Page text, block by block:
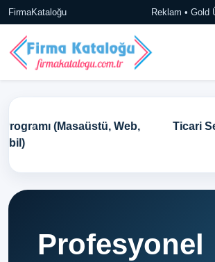
FirmaKataloğu Reklam • Gold
Ticari Set (Yeni Nesil Bulut Tabanlı
Profesyonel